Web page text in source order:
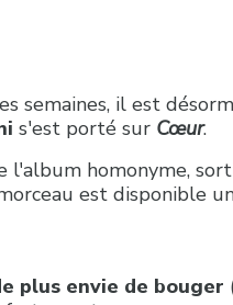
semaines, il est
s'est porté sur Cœur.
homonyme,
est disponible
plus envie de bouger